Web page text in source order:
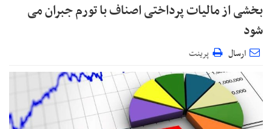
بخشی از مالیات پرداختی اصناف با تورم جبران می
شود
ارسال پرینت